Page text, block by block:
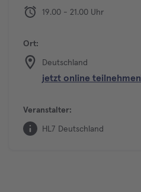
19.00 - 21.00 Uhr
Ort:
Deutschland
jetzt online teilnehmen
Veranstalter:
HL7 Deutschland